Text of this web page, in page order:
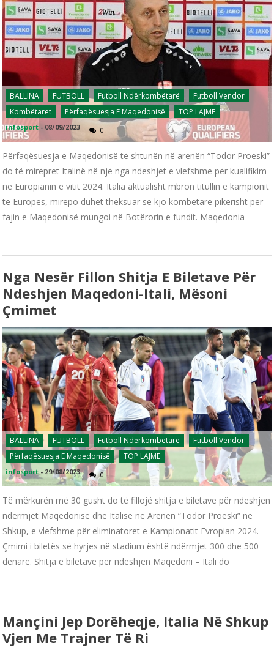
BALLINA FUTBOLL Futboll Ndërkombëtarë
Futboll Vendor
Kombëtaret
Përfaqësuesja E Maqedonisë TOP LAJME
infosport - 08/09/2023 0
Përfaqësuesja e Maqedonisë të shtunën në arenën “Todor Proeski”
do të mirëpret Italinë në një nga ndeshjet e vlefshme për kualifikim
në Europianin e vitit 2024. Italia aktualisht mbron titullin e kampionit
të Europës, mirëpo duhet theksuar se kjo kombëtare pikërisht për
fajin e Maqedonisë mungoi në Botërorin e fundit. Maqedonia
Nga Nesër Fillon Shitja E Biletave Për
Ndeshjen Maqedoni-Itali, Mësoni
Çmimet
BALLINA FUTBOLL Futboll Ndërkombëtarë
Futboll Vendor
Përfaqësuesja E Maqedonisë
TOP LAJME
infosport - 29/08/2023 0
Të mërkurën më 30 gusht do të fillojë shitja e biletave për ndeshjen
ndërmjet Maqedonisë dhe Italisë në Arenën “Todor Proeski” në
Shkup, e vlefshme për eliminatoret e Kampionatit Evropian 2024.
Çmimi i biletës së hyrjes në stadium është ndërmjet 300 dhe 500
denarë. Shitja e biletave për ndeshjen Maqedoni – Itali do
Mançini Jep Dorëheqje, Italia Në Shkup
Vjen Me Trajner Të Ri